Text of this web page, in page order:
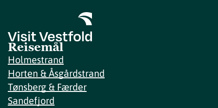
Reisemål
Holmestrand
Horten & Åsgårdstrand
Tønsberg & Færder
Sandefjord